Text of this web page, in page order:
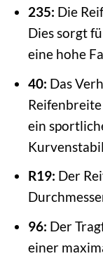
235: Die
Dies sorgt
eine hohe
40: Das
ein
R19: Der
96: Der
einer